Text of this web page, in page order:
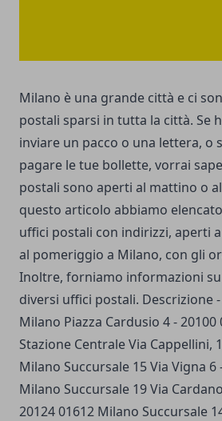
Milano è una grande città e ci
postali sparsi in tutta la città. Se
inviare un pacco o una lettera, o
pagare le tue bollette, vorrai
postali sono aperti al mattino o
questo articolo abbiamo
uffici postali con indirizzi, aperti
al pomeriggio a Milano, con gli
Inoltre, forniamo informazioni
diversi uffici postali. Descrizione
Milano Piazza Cardusio 4 - 20100
Stazione Centrale Via Cappellini,
Milano Succursale 15 Via Vigna 6
Milano Succursale 19 Via
20124 01612 Milano Succursale